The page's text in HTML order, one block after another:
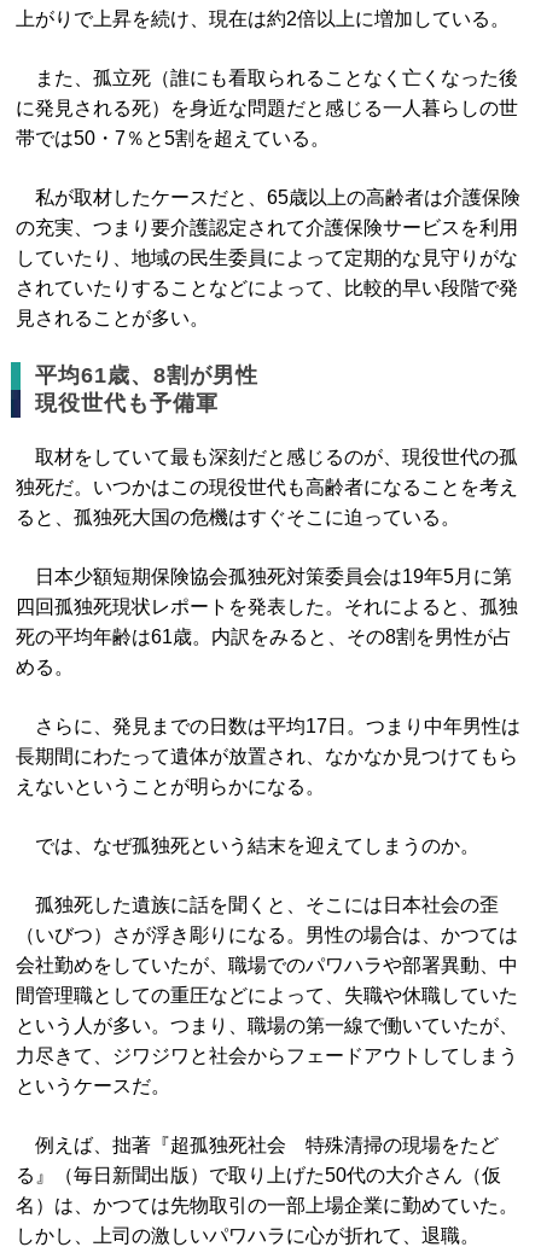
上がりで上昇を続け、現在は約2倍以上に増加している。
また、孤立死（誰にも看取られることなく亡くなった後
に発見される死）を身近な問題だと感じる一人暮らしの世
帯では50・7％と5割を超えている。
私が取材したケースだと、65歳以上の高齢者は介護保険
の充実、つまり要介護認定されて介護保険サービスを利用
していたり、地域の民生委員によって定期的な見守りがな
されていたりすることなどによって、比較的早い段階で発
見されることが多い。
平均61歳、8割が男性
現役世代も予備軍
取材をしていて最も深刻だと感じるのが、現役世代の孤
独死だ。いつかはこの現役世代も高齢者になることを考え
ると、孤独死大国の危機はすぐそこに迫っている。
日本少額短期保険協会孤独死対策委員会は19年5月に第
四回孤独死現状レポートを発表した。それによると、孤独
死の平均年齢は61歳。内訳をみると、その8割を男性が占
める。
さらに、発見までの日数は平均17日。つまり中年男性は
長期間にわたって遺体が放置され、なかなか見つけてもら
えないということが明らかになる。
では、なぜ孤独死という結末を迎えてしまうのか。
孤独死した遺族に話を聞くと、そこには日本社会の歪
（いびつ）さが浮き彫りになる。男性の場合は、かつては
会社勤めをしていたが、職場でのパワハラや部署異動、中
間管理職としての重圧などによって、失職や休職していた
という人が多い。つまり、職場の第一線で働いていたが、
力尽きて、ジワジワと社会からフェードアウトしてしまう
というケースだ。
例えば、拙著『超孤独死社会 特殊清掃の現場をたど
る』（毎日新聞出版）で取り上げた50代の大介さん（仮
名）は、かつては先物取引の一部上場企業に勤めていた。
しかし、上司の激しいパワハラに心が折れて、退職。